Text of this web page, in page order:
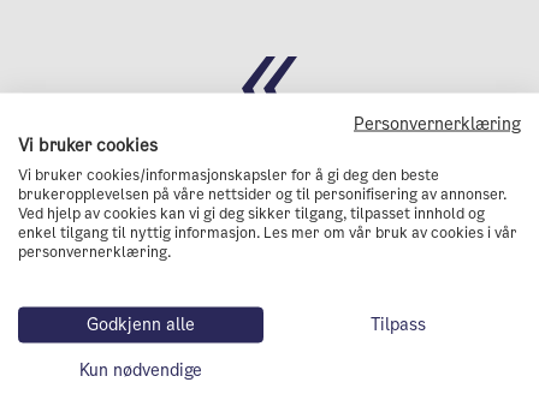
Bertramjordet borettslag er
et godt eksempel på hvordan
oppgradering av
klimavennlige løsninger kan
bidra til et godt bomiljø.
Personvernerklæring
Vi bruker cookies
Vi bruker cookies/informasjonskapsler for å gi deg den beste
brukeropplevelsen på våre nettsider og til personifisering av annonser.
Ved hjelp av cookies kan vi gi deg sikker tilgang, tilpasset innhold og
enkel tilgang til nyttig informasjon. Les mer om vår bruk av cookies i vår
personvernerklæring.
Godkjenn alle
Tilpass
Kun nødvendige